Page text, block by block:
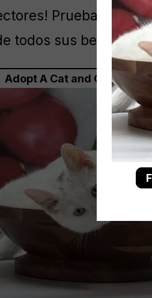
Prueba esta
todos sus beneficios.
Adopt A Cat and Care For